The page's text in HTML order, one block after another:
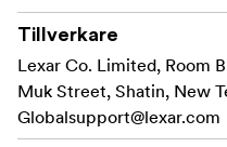
ett USB 3.2 Gen1-
med USB 3.1- och 2.0-
LED-aktivitetslampa
utformad med en LED-
dina överföringar är
Tillverkare
Lexar Co. Limited, Room
Muk Street, Shatin, New
Globalsupport@lexar.com